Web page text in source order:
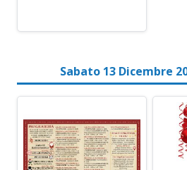
Sabato 13 Dicembre